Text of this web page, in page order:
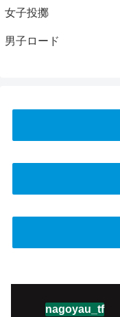
女子投擲
男子ロード
nagoyau_tf